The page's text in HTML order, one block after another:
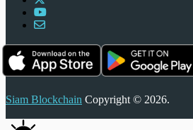
Siam Blockchain Copyright © 2026.